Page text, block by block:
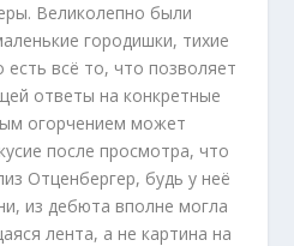
Великолепно были
городишки, тихие
всё то, что позволяет
ответы на конкретные
огорчением может
после просмотра, что
Отценбергер, будь у неё
из дебюта вполне могла
лента, а не картина на